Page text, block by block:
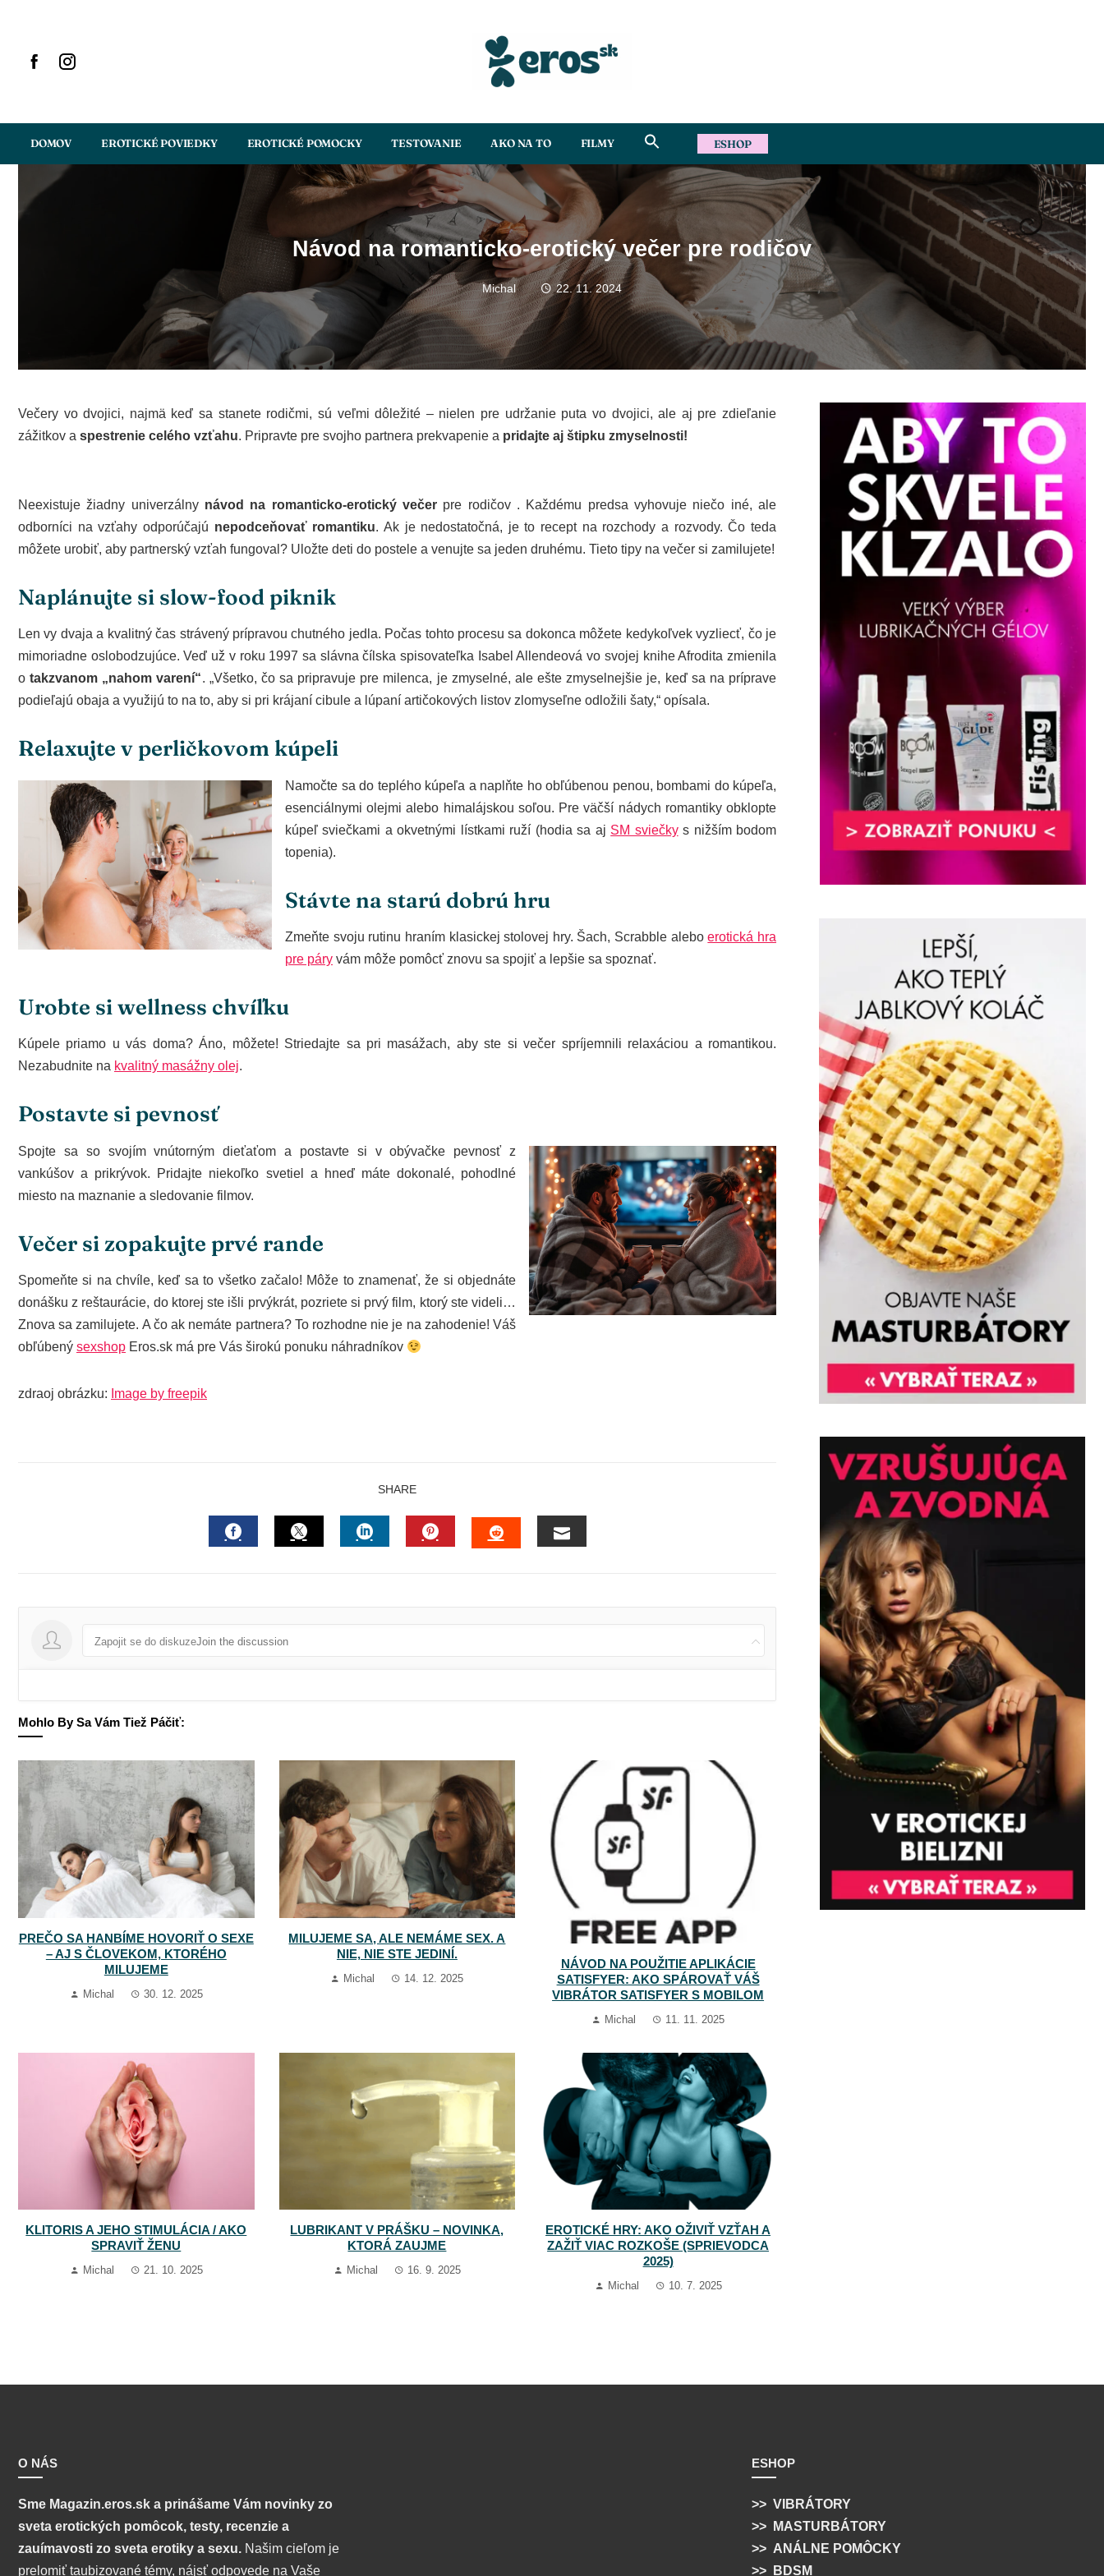
DOMOV EROTICKÉ POVIEDKY EROTICKÉ POMOCKY TESTOVANIE AKO NA TO FILMY
Search Button
ESHOP
Návod na romanticko-erotický večer pre rodičov
Michal 22. 11. 2024
Večery vo dvojici, najmä keď sa stanete rodičmi, sú veľmi dôležité – nielen pre udržanie puta vo dvojici, ale aj pre zdieľanie
zážitkov a spestrenie celého vzťahu. Pripravte pre svojho partnera prekvapenie a pridajte aj štipku zmyselnosti!
Neexistuje žiadny univerzálny návod na romanticko-erotický večer pre rodičov . Každému predsa vyhovuje niečo iné, ale
odborníci na vzťahy odporúčajú nepodceňovať romantiku. Ak je nedostatočná, je to recept na rozchody a rozvody. Čo teda
môžete urobiť, aby partnerský vzťah fungoval? Uložte deti do postele a venujte sa jeden druhému. Tieto tipy na večer si zamilujete!
Naplánujte si slow-food piknik
Len vy dvaja a kvalitný čas strávený prípravou chutného jedla. Počas tohto procesu sa dokonca môžete kedykoľvek vyzliecť, čo je
mimoriadne oslobodzujúce. Veď už v roku 1997 sa slávna čílska spisovateľka Isabel Allendeová vo svojej knihe Afrodita zmienila
otakzvanom „nahom varení“. „Všetko, čo sa pripravuje pre milenca, je zmyselné, ale ešte zmyselnejšie je, keď sa na príprave
podieľajú obaja a využijú to na to, aby si pri krájaní cibule a lúpaní artičokových listov zlomyseľne odložili šaty,“ opísala.
Relaxujte v perličkovom kúpeli
Namočte sa do teplého kúpeľa a naplňte ho obľúbenou penou, bombami do kúpeľa,
esenciálnymi olejmi alebo himalájskou soľou. Pre väčší nádych romantiky obklopte
kúpeľ sviečkami a okvetnými lístkami ruží (hodia sa aj SM sviečkys nižším bodom
topenia).
Stávte na starú dobrú hru
Zmeňte svoju rutinu hraním klasickej stolovej hry. Šach, Scrabble aleboerotická hra
pre páry vám môže pomôcť znovu sa spojiť a lepšie sa spoznať.
Urobte si wellness chvíľku
Kúpele priamo u vás doma? Áno, môžete! Striedajte sa pri masážach, aby ste si večer spríjemnili relaxáciou a romantikou.
Nezabudnite na kvalitný masážny olej.
Postavte si pevnosť
Spojte sa so svojím vnútorným dieťaťom a postavte si v obývačke pevnosť z
vankúšov a prikrývok. Pridajte niekoľko svetiel a hneď máte dokonalé, pohodlné
miesto na maznanie a sledovanie filmov.
Večer si zopakujte prvé rande
Spomeňte si na chvíle, keď sa to všetko začalo! Môže to znamenať, že si objednáte
donášku z reštaurácie, do ktorej ste išli prvýkrát, pozriete si prvý film, ktorý ste videli…
Znova sa zamilujete. A čo ak nemáte partnera? To rozhodne nie je na zahodenie! Váš
obľúbený sexshop Eros.sk má pre Vás širokú ponuku náhradníkov
zdraoj obrázku: Image by freepik
SHARE
Join the discussion
Mohlo By Sa Vám Tiež Páčiť:
PREČO SA HANBÍME HOVORIŤ O SEXE
– AJ S ČLOVEKOM, KTORÉHO
MILUJEME
Michal 30. 12. 2025
MILUJEME SA, ALE NEMÁME SEX. A
NIE, NIE STE JEDINÍ.
Michal 14. 12. 2025
NÁVOD NA POUŽITIE APLIKÁCIE
SATISFYER: AKO SPÁROVAŤ VÁŠ
VIBRÁTOR SATISFYER S MOBILOM
Michal 11. 11. 2025
KLITORIS A JEHO STIMULÁCIA / AKO
SPRAVIŤ ŽENU
Michal 21. 10. 2025
LUBRIKANT V PRÁŠKU – NOVINKA,
KTORÁ ZAUJME
Michal 16. 9. 2025
EROTICKÉ HRY: AKO OŽIVIŤ VZŤAH A
ZAŽIŤ VIAC ROZKOŠE (SPRIEVODCA
2025)
Michal 10. 7. 2025
O NÁS
Sme Magazin.eros.sk a prinášame Vám novinky zo
sveta erotických pomôcok, testy, recenzie a
zauímavosti zo sveta erotiky a sexu. Našim cieľom je
prelomiť taubizované témy, nájsť odpovede na Vaše
ESHOP
>>VIBRÁTORY
>>
MASTURBÁTORY
>>ANÁLNE POMÔCKY
>>
BDSM